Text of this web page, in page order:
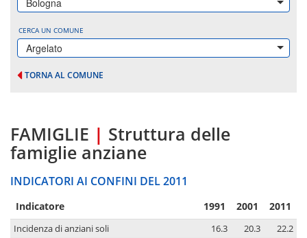
Bologna
CERCA UN COMUNE
Argelato
TORNA AL COMUNE
FAMIGLIE | Struttura delle
famiglie anziane
INDICATORI AI CONFINI DEL 2011
Indicatore 1991 2001 2011
Incidenza di anziani soli 16.3 20.3
22.2